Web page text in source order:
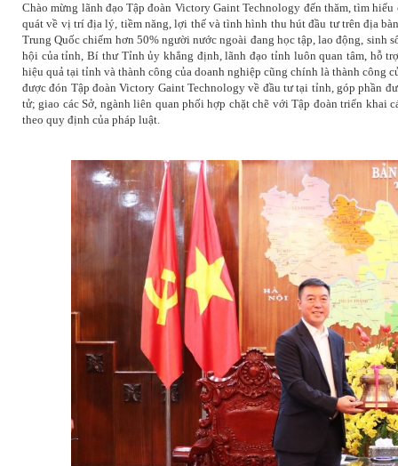
Chào mừng lãnh đạo Tập đoàn Victory Gaint Technology đến thăm, tìm
quát về vị trí địa lý, tiềm năng, lợi thế và tình hình thu hút đầu tư trên địa
Trung Quốc chiếm hơn 50% người nước ngoài đang học tập, lao động, sinh
hội của tỉnh, Bí thư Tỉnh ủy khẳng định, lãnh đạo tỉnh luôn quan tâm, hỗ
hiệu quả tại tỉnh và thành công của doanh nghiệp cũng chính là thành công
được đón Tập đoàn Victory Gaint Technologyvề đầu tư tại tỉnh, góp phần
tử; giao các Sở, ngành liên quan phối hợp chặt chẽ vớiTập đoàn triển khai
theo quy định của pháp luật.